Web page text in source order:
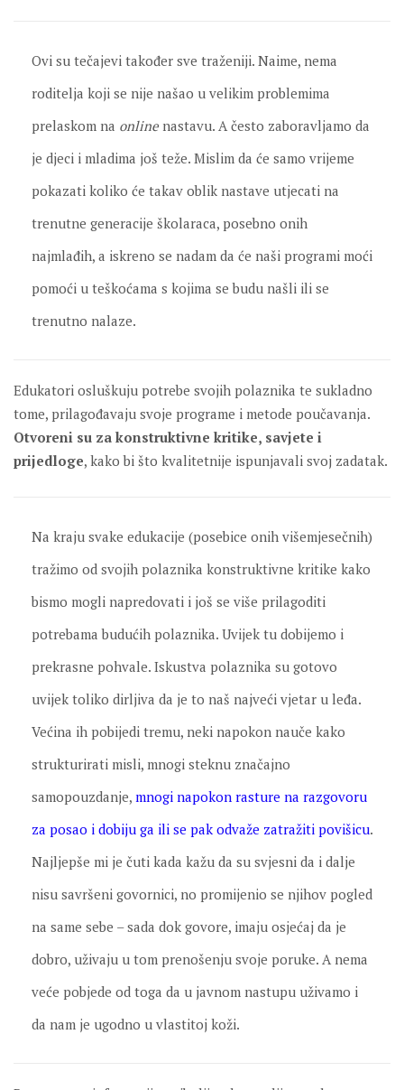
Ovi su tečajevi također sve traženiji. Naime, nema
roditelja koji se nije našao u velikim problemima
prelaskom na online nastavu. A često zaboravljamo da
je djeci i mladima još teže. Mislim da će samo vrijeme
pokazati koliko će takav oblik nastave utjecati na
trenutne generacije školaraca, posebno onih
najmlađih, a iskreno se nadam da će naši programi moći
pomoći u teškoćama s kojima se budu našli ili se
trenutno nalaze.
Edukatori osluškuju potrebe svojih polaznika te sukladno
tome, prilagođavaju svoje programe i metode poučavanja.
Otvoreni su za konstruktivne kritike, savjete i
prijedloge, kako bi što kvalitetnije ispunjavali svoj zadatak.
Na kraju svake edukacije (posebice onih višemjesečnih)
tražimo od svojih polaznika konstruktivne kritike kako
bismo mogli napredovati i još se više prilagoditi
potrebama budućih polaznika. Uvijek tu dobijemo i
prekrasne pohvale. Iskustva polaznika su gotovo
uvijek toliko dirljiva da je to naš najveći vjetar u leđa.
Većina ih pobijedi tremu, neki napokon nauče kako
strukturirati misli, mnogi steknu značajno
samopouzdanje, mnogi napokon rasture na razgovoru
za posao i dobiju ga ili se pak odvaže zatražiti povišicu.
Najljepše mi je čuti kada kažu da su svjesni da i dalje
nisu savršeni govornici, no promijenio se njihov pogled
na same sebe – sada dok govore, imaju osjećaj da je
dobro, uživaju u tom prenošenju svoje poruke. A nema
veće pobjede od toga da u javnom nastupu uživamo i
da nam je ugodno u vlastitoj koži.